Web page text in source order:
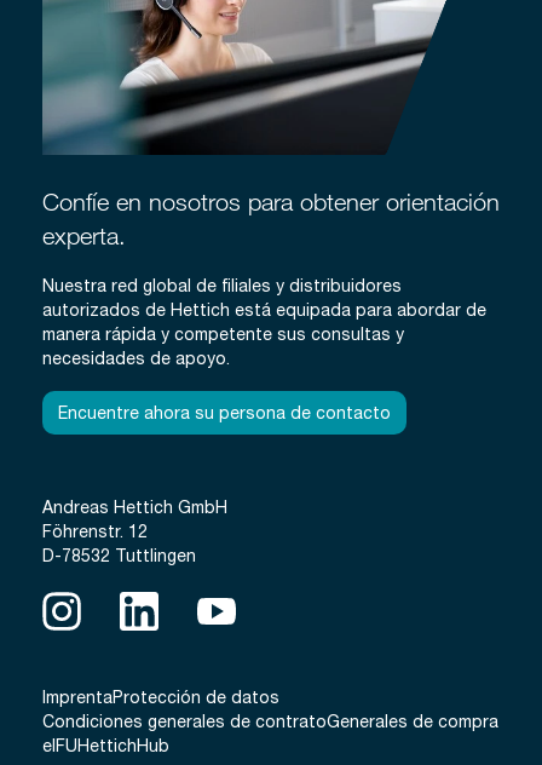
Confíe en nosotros para obtener orientación
experta.
Nuestra red global de filiales y distribuidores
autorizados de Hettich está equipada para abordar de
manera rápida y competente sus consultas y
necesidades de apoyo.
Encuentre ahora su persona de contacto
Andreas Hettich GmbH
Föhrenstr. 12
D-78532 Tuttlingen
ImprentaProtección de datos
Condiciones generales de contratoGenerales de compra
eIFUHettichHub